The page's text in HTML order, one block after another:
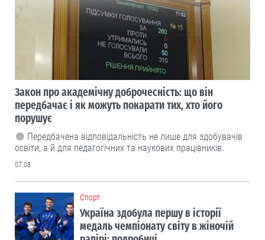
Закон про академічну доброчесність: що він
передбачає і як можуть покарати тих, хто його
порушує
Передбачена відповідальність не лише для здобувачів
освіти, а й для педагогічних та наукових працівників.
07.08
Cпорт
Україна здобула першу в історії
медаль чемпіонату світу в жіночій